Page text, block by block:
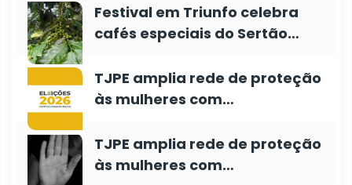
Festival em Triunfo celebra
cafés especiais do Sertão…
TJPE amplia rede de proteção
às mulheres com…
TJPE amplia rede de proteção
às mulheres com…